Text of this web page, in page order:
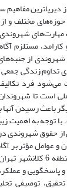
دیرپاترین
مختلف و از
مستلزم
از
تداوم زندگی
می‌شود فرد
است تا
باعث رسیدن
توجه به اهمیت
حقوق شهروندی
و عوامل مؤثر بر
زیباسازی شهری در
پاسخگویی و
توصیفی